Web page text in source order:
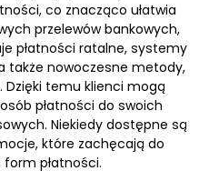
co znacząco ułatwia
przelewów bankowych,
płatności ratalne, systemy
także nowoczesne metody,
Dzięki temu klienci mogą
płatności do swoich
Niekiedy dostępne są
które zachęcają do
płatności.